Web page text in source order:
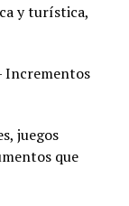
y turística,
Incrementos
juegos
que